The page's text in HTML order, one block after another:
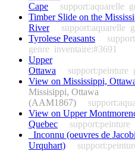
Cape
support:aquarelle
Timber Slide on the
River
support:aquarelle
Tyrolese Peasants
genre inventaire:#3691
Upper
Ottawa
support:peinture
View on Mississippi,
Missisippi, Ottawa
(AAM1867)
View on Upper
Quebec
support:peinture
_Inconnu (oeuvres de
Urquhart)